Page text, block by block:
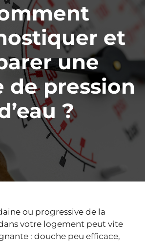
et
une
de pression
?
ou progressive de la
votre logement peut vite
: douche peu efficace,